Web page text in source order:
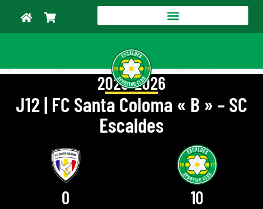
2025-2026
J12 | FC Santa Coloma « B » – SC
Escaldes
0 10